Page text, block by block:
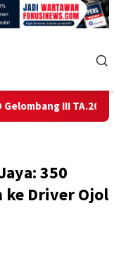
TA.2026
350
ke Driver Ojol